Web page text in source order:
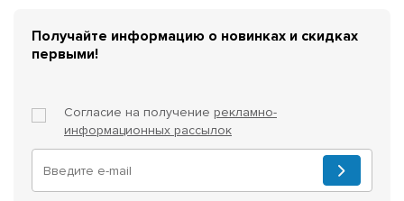
Получайте информацию о новинках и скидках
первыми!
Согласие на получение рекламно-
информационных рассылок